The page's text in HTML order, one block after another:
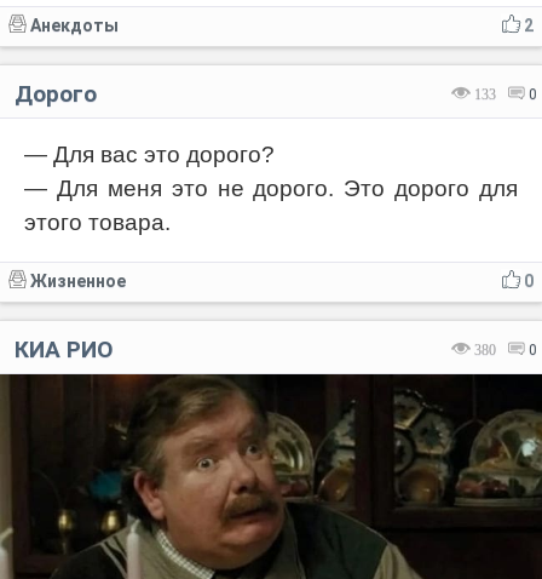
2
Анекдоты
133 0
Дорого
— Для вас это дорого?
— Для меня это не дорого. Это дорого для
этого товара.
0
Жизненное
380 0
КИА РИО